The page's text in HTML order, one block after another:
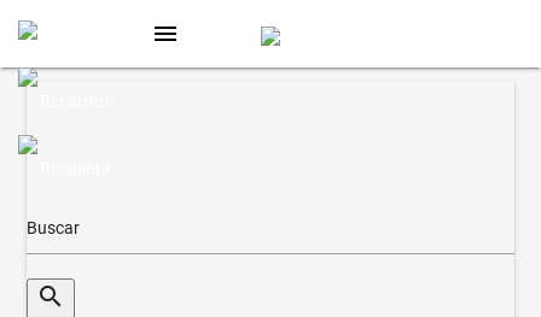
menu
search